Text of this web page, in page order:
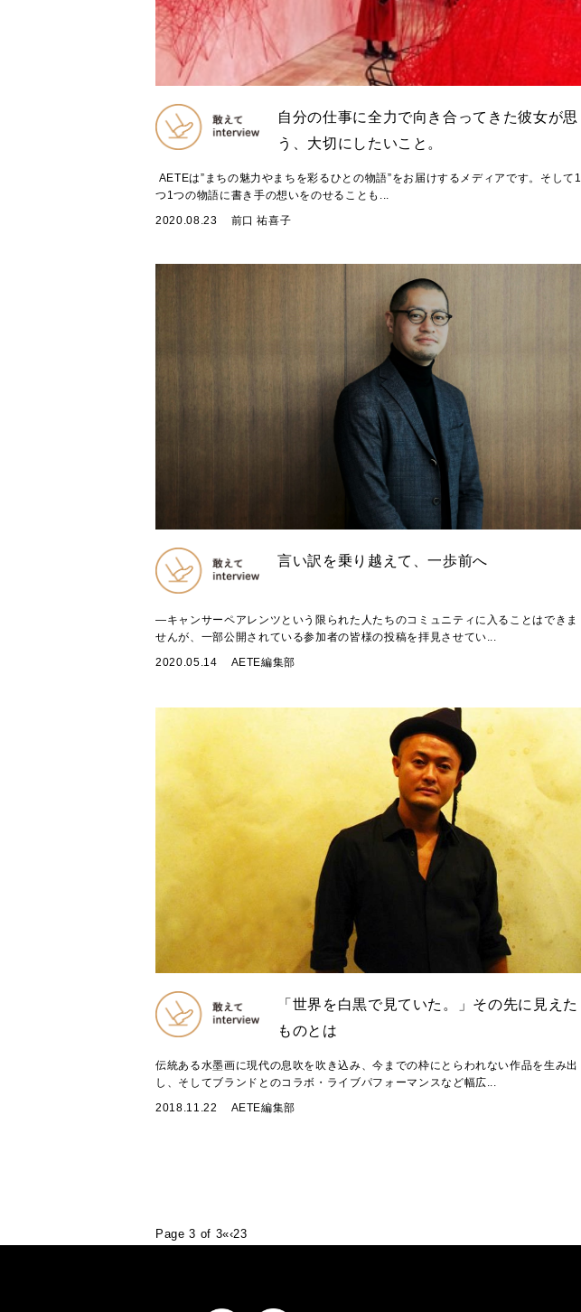
自分の仕事に全力で向き合ってきた彼女が思
う、大切にしたいこと。
AETEは”まちの魅力やまちを彩るひとの物語”をお届けするメディアです。そして1
つ1つの物語に書き手の想いをのせることも...
2020.08.23
前口 祐喜子
言い訳を乗り越えて、一歩前へ
―キャンサーペアレンツという限られた人たちのコミュニティに入ることはできま
せんが、一部公開されている参加者の皆様の投稿を拝見させてい...
2020.05.14
AETE編集部
「世界を白黒で見ていた。」その先に見えた
ものとは
伝統ある水墨画に現代の息吹を吹き込み、今までの枠にとらわれない作品を生み出
し、そしてブランドとのコラボ・ライブパフォーマンスなど幅広...
2018.11.22
AETE編集部
Page 3 of 3«‹23